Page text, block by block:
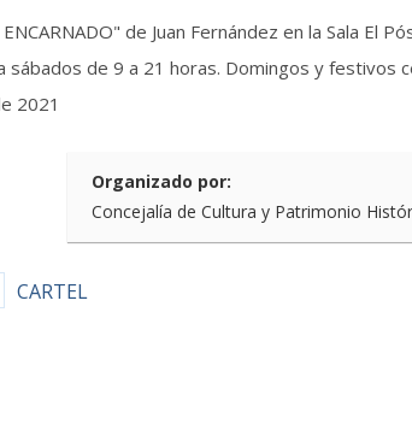
de Juan Fernández en la Sala El
sábados de 9 a 21 horas. Domingos y festivos
2021
Organizado por:
Concejalía de Cultura y Patrimonio
CARTEL